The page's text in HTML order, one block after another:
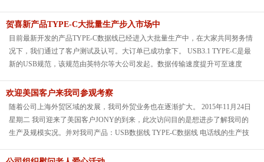
贺喜新产品TYPE-C大批量生产步入市场中
目前最新开发的产品TYPE-C数据线已经进入大批量生产中，在大家共同努务情
况下，我们通过了客户测试及认可。大订单已成功拿下。 USB3.1 TYPE-C是最
新的USB规范，该规范由英特尔等大公司发起。数据传输速度提升可至速度
欢迎美国客户来我司参观考察
随着公司上海外贸区域的发展，我司外贸业务也在逐渐扩大。 2015年11月24日
星期二 我司迎来了美国客户JONY的到来，此次访问目的是想进步了解我司的
生产及规模实况。并对我司产品：USB数据线 TYPE-C数据线 电话线的生产技